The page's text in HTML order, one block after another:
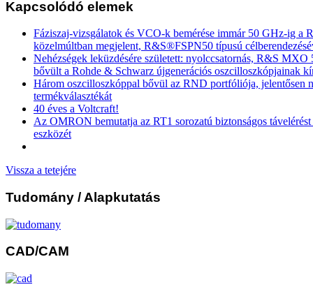
Kapcsolódó elemek
Fáziszaj-vizsgálatok és VCO-k bemérése immár 50 GHz-ig a
közelmúltban megjelent, R&S®FSPN50 típusú
Nehézségek leküzdésére született: nyolccsatornás, R&S MXO
bővült a Rohde & Schwarz újgenerációs oszcilloszkópjainak
Három oszcilloszkóppal bővül az RND portfóliója, jelentősen
termékválasztékát
40 éves a Voltcraft!
Az OMRON bemutatja az RT1 sorozatú biztonságos
eszközét
Vissza a tetejére
Tudomány / Alapkutatás
CAD/CAM